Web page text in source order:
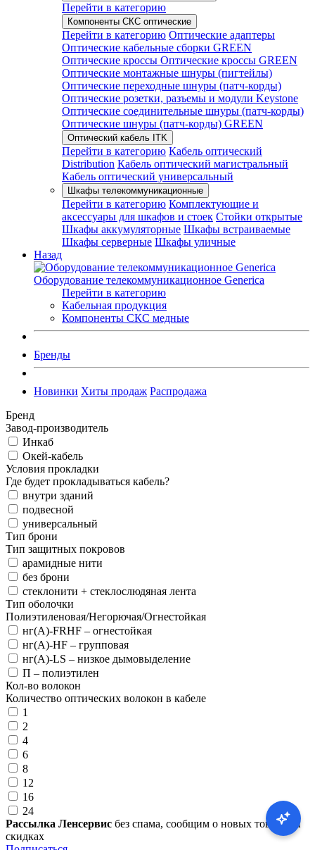
Перейти в категорию
Компоненты СКС оптические
Перейти в категорию Оптические адаптеры
Оптические кабельные сборки GREEN
Оптические кроссы Оптические кроссы GREEN
Оптические монтажные шнуры (пигтейлы)
Оптические переходные шнуры (патч-корды)
Оптические розетки, разъемы и модули Keystone
Оптические соединительные шнуры (патч-корды)
Оптические шнуры (патч-корды) GREEN
Оптический кабель ITK
Перейти в категорию Кабель оптический
Distribution Кабель оптический магистральный
Кабель оптический универсальный
Шкафы телекоммуникационные
Перейти в категорию Комплектующие и
аксессуары для шкафов и стоек Стойки открытые
Шкафы аккумуляторные Шкафы встраиваемые
Шкафы серверные Шкафы уличные
Назад
Оборудование телекоммуникационное Generica
Перейти в категорию
Кабельная продукция
Компоненты СКС медные
Бренды
Новинки Хиты продаж Распродажа
Бренд
Завод-производитель
Инкаб
Окей-кабель
Условия прокладки
Где будет прокладываться кабель?
внутри зданий
подвесной
универсальный
Тип брони
Тип защитных покровов
арамидные нити
без брони
стеклонити + стеклослюдяная лента
Тип оболочки
Полиэтиленовая/Негорючая/Огнестойкая
нг(А)-FRHF – огнестойкая
нг(А)-HF – групповая
нг(А)-LS – низкое дымовыделение
П – полиэтилен
Кол-во волокон
Количество оптических волокон в кабеле
1
2
4
6
8
12
16
24
Рассылка Ленсервис без спама, сообщим о новых товарах и
скидках